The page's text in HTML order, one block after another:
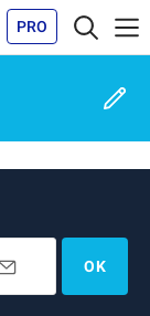
PRO
OK